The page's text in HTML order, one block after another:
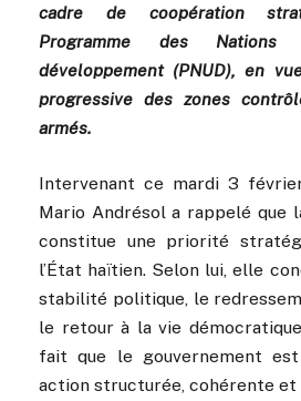
cadre de coopération
Programme des
développement (PNUD), en
progressive des zones
armés.
Intervenant ce mardi 3
Mario Andrésol a rappelé que
constitue une priorité
l’État haïtien. Selon lui, elle
stabilité politique, le
le retour à la vie
fait que le gouvernement
action structurée, cohérente